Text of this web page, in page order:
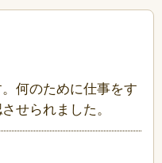
何のために仕事をす
せられました。